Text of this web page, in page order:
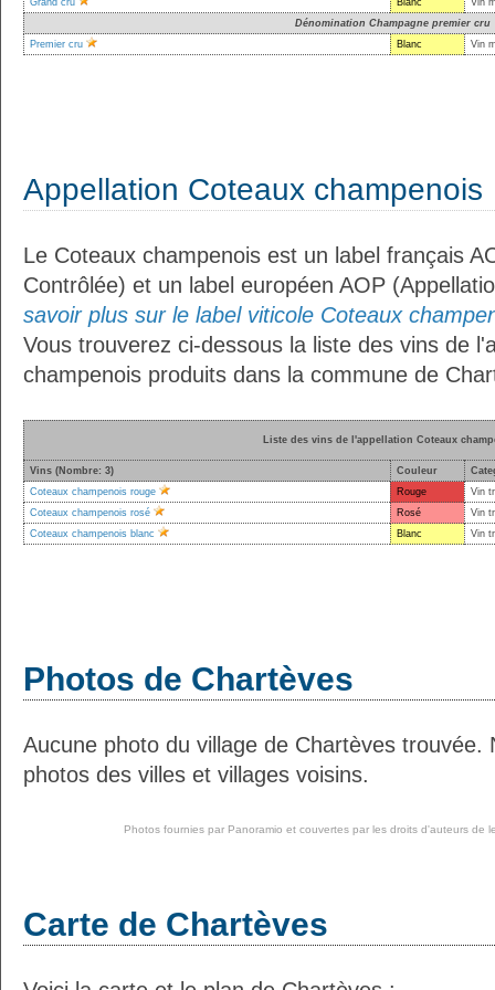
Grand cru Blanc
Vin
Dénomination Champagne premier cru
Premier cru
Blanc Vin
Appellation Coteaux champenois
Le Coteaux champenois est un label français
Contrôlée) et un label européen AOP
savoir plus sur le label viticole Coteaux
Vous trouverez ci-dessous la liste des vins de
champenois produits dans la commune de
Liste des vins de l'appellation Coteaux
Vins (Nombre: 3) Couleur
Coteaux champenois rouge
Rouge
Vin
Coteaux champenois rosé
Rosé
Vin
Coteaux champenois blanc
Blanc Vin
Photos de Chartèves
Aucune photo du village de Chartèves trouvée.
photos des villes et villages voisins.
Photos fournies par Panoramio et couvertes par les droits d'auteurs de
Carte de Chartèves